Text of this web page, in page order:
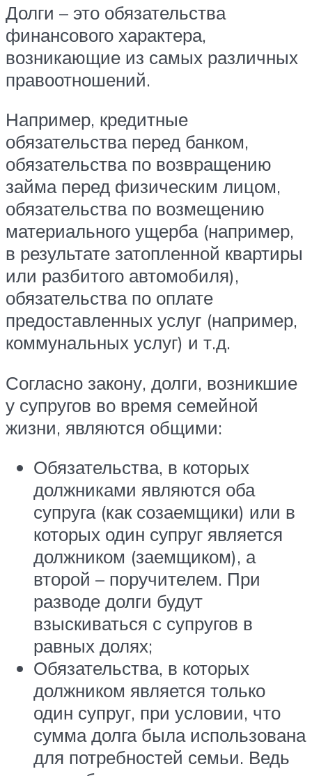
Долги – это обязательства
финансового характера,
возникающие из самых различных
правоотношений.
Например, кредитные
обязательства перед банком,
обязательства по возвращению
займа перед физическим лицом,
обязательства по возмещению
материального ущерба (например,
в результате затопленной квартиры
или разбитого автомобиля),
обязательства по оплате
предоставленных услуг (например,
коммунальных услуг) и т.д.
Согласно закону, долги, возникшие
у супругов во время семейной
жизни, являются общими:
Обязательства, в которых
должниками являются оба
супруга (как созаемщики) или в
которых один супруг является
должником (заемщиком), а
второй – поручителем. При
разводе долги будут
взыскиваться с супругов в
равных долях;
Обязательства, в которых
должником является только
один супруг, при условии, что
сумма долга была использована
для потребностей семьи. Ведь